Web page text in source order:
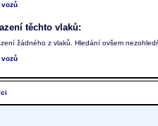
vozů
těchto vlaků:
žádného z vlaků. Hledání ovšem
vozů